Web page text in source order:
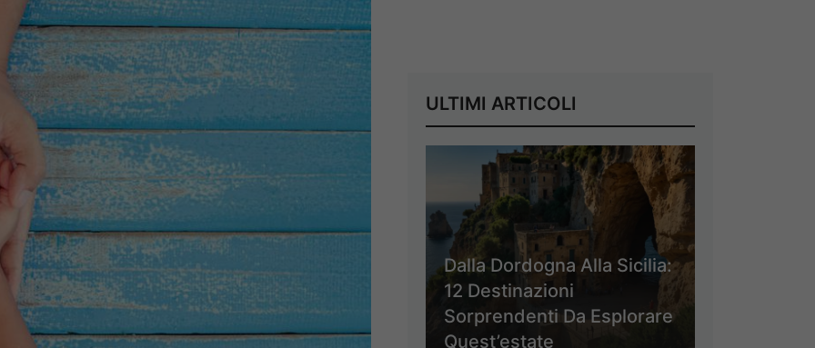
ULTIMI ARTICOLI
Dalla Dordogna Alla Sicilia:
12 Destinazioni
Sorprendenti Da Esplorare
Quest’estate